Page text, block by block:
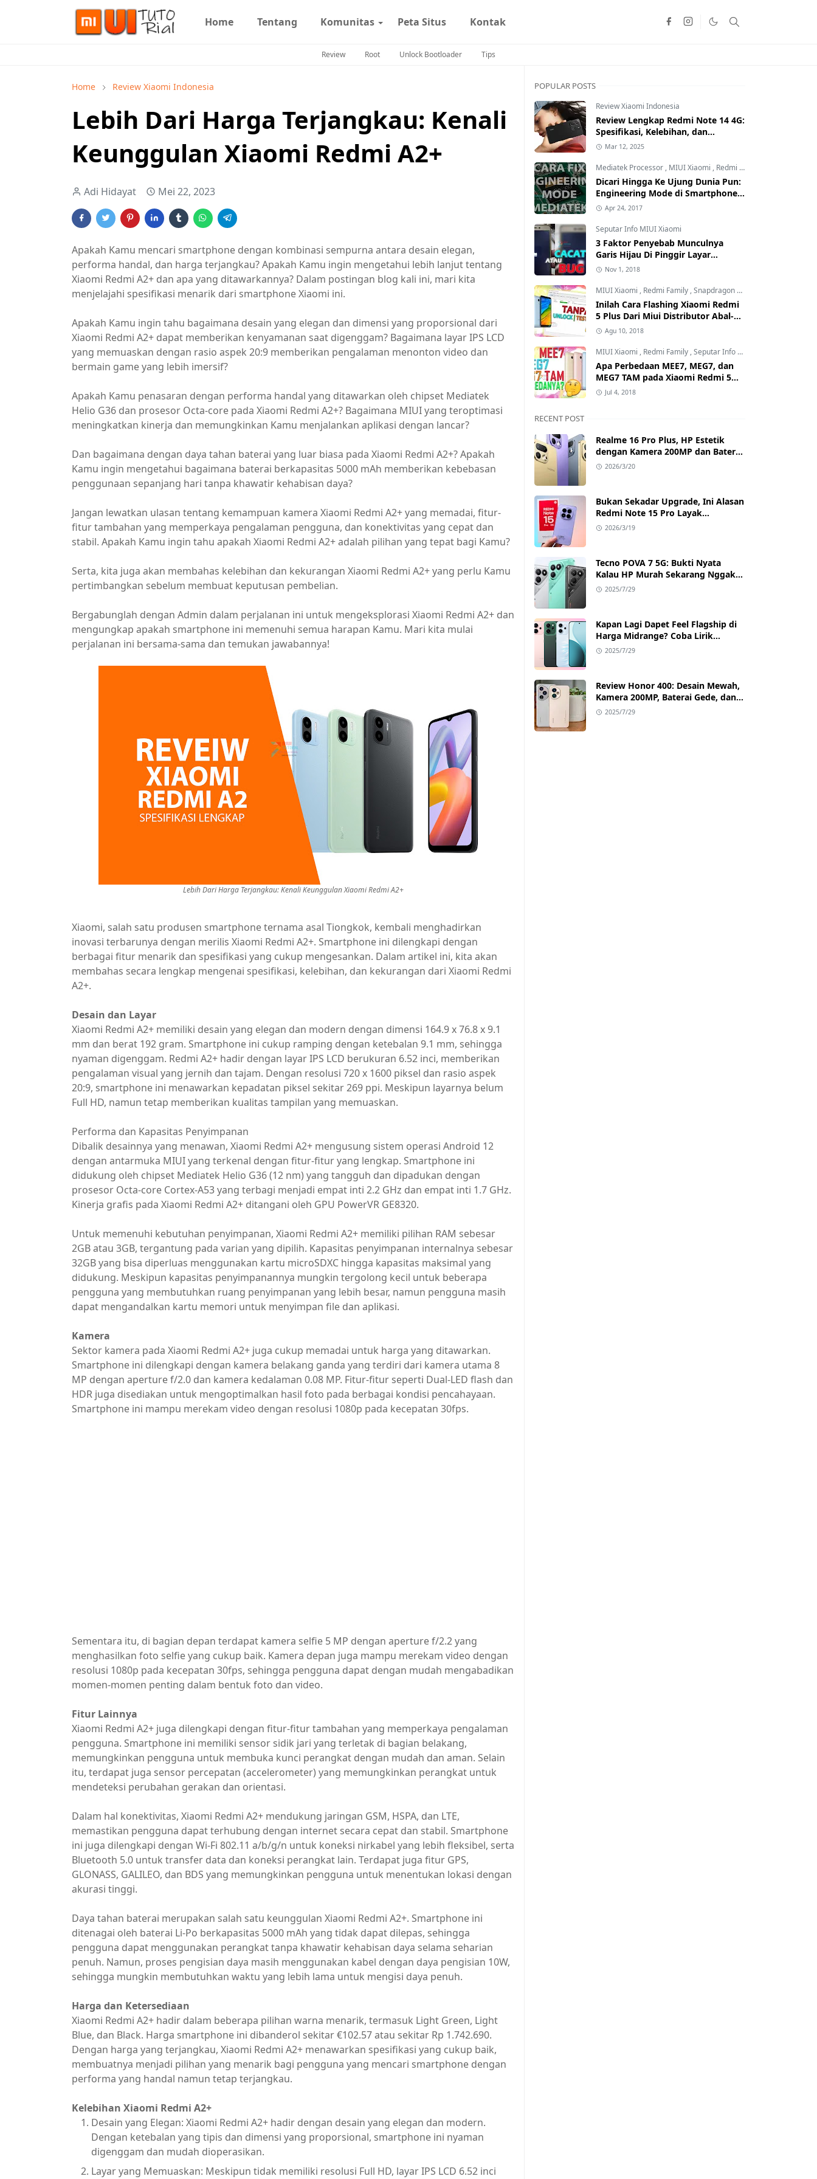
Home Tentang Komunitas Peta Situs Kontak
Review Root Unlock Bootloader Tips
Home Review Xiaomi Indonesia
Lebih Dari Harga Terjangkau: Kenali
Keunggulan Xiaomi Redmi A2+
Adi Hidayat Mei 22, 2023
Apakah Kamu mencari smartphone dengan kombinasi sempurna antara desain elegan,
performa handal, dan harga terjangkau? Apakah Kamu ingin mengetahui lebih lanjut tentang
Xiaomi Redmi A2+ dan apa yang ditawarkannya? Dalam postingan blog kali ini, mari kita
menjelajahi spesifikasi menarik dari smartphone Xiaomi ini.
Apakah Kamu ingin tahu bagaimana desain yang elegan dan dimensi yang proporsional dari
Xiaomi Redmi A2+ dapat memberikan kenyamanan saat digenggam? Bagaimana layar IPS LCD
yang memuaskan dengan rasio aspek 20:9 memberikan pengalaman menonton video dan
bermain game yang lebih imersif?
Apakah Kamu penasaran dengan performa handal yang ditawarkan oleh chipset Mediatek
Helio G36 dan prosesor Octa-core pada Xiaomi Redmi A2+? Bagaimana MIUI yang teroptimasi
meningkatkan kinerja dan memungkinkan Kamu menjalankan aplikasi dengan lancar?
Dan bagaimana dengan daya tahan baterai yang luar biasa pada Xiaomi Redmi A2+? Apakah
Kamu ingin mengetahui bagaimana baterai berkapasitas 5000 mAh memberikan kebebasan
penggunaan sepanjang hari tanpa khawatir kehabisan daya?
Jangan lewatkan ulasan tentang kemampuan kamera Xiaomi Redmi A2+ yang memadai, fitur-
fitur tambahan yang memperkaya pengalaman pengguna, dan konektivitas yang cepat dan
stabil. Apakah Kamu ingin tahu apakah Xiaomi Redmi A2+ adalah pilihan yang tepat bagi Kamu?
Serta, kita juga akan membahas kelebihan dan kekurangan Xiaomi Redmi A2+ yang perlu Kamu
pertimbangkan sebelum membuat keputusan pembelian.
Bergabunglah dengan Admin dalam perjalanan ini untuk mengeksplorasi Xiaomi Redmi A2+ dan
mengungkap apakah smartphone ini memenuhi semua harapan Kamu. Mari kita mulai
perjalanan ini bersama-sama dan temukan jawabannya!
Lebih Dari Harga Terjangkau: Kenali Keunggulan Xiaomi Redmi A2+
Xiaomi, salah satu produsen smartphone ternama asal Tiongkok, kembali menghadirkan
inovasi terbarunya dengan merilis Xiaomi Redmi A2+. Smartphone ini dilengkapi dengan
berbagai fitur menarik dan spesifikasi yang cukup mengesankan. Dalam artikel ini, kita akan
membahas secara lengkap mengenai spesifikasi, kelebihan, dan kekurangan dari Xiaomi Redmi
A2+.
Desain dan Layar
Xiaomi Redmi A2+ memiliki desain yang elegan dan modern dengan dimensi 164.9 x 76.8 x 9.1
mm dan berat 192 gram. Smartphone ini cukup ramping dengan ketebalan 9.1 mm, sehingga
nyaman digenggam. Redmi A2+ hadir dengan layar IPS LCD berukuran 6.52 inci, memberikan
pengalaman visual yang jernih dan tajam. Dengan resolusi 720 x 1600 piksel dan rasio aspek
20:9, smartphone ini menawarkan kepadatan piksel sekitar 269 ppi. Meskipun layarnya belum
Full HD, namun tetap memberikan kualitas tampilan yang memuaskan.
Performa dan Kapasitas Penyimpanan
Dibalik desainnya yang menawan, Xiaomi Redmi A2+ mengusung sistem operasi Android 12
dengan antarmuka MIUI yang terkenal dengan fitur-fitur yang lengkap. Smartphone ini
didukung oleh chipset Mediatek Helio G36 (12 nm) yang tangguh dan dipadukan dengan
prosesor Octa-core Cortex-A53 yang terbagi menjadi empat inti 2.2 GHz dan empat inti 1.7 GHz.
Kinerja grafis pada Xiaomi Redmi A2+ ditangani oleh GPU PowerVR GE8320.
Untuk memenuhi kebutuhan penyimpanan, Xiaomi Redmi A2+ memiliki pilihan RAM sebesar
2GB atau 3GB, tergantung pada varian yang dipilih. Kapasitas penyimpanan internalnya sebesar
32GB yang bisa diperluas menggunakan kartu microSDXC hingga kapasitas maksimal yang
didukung. Meskipun kapasitas penyimpanannya mungkin tergolong kecil untuk beberapa
pengguna yang membutuhkan ruang penyimpanan yang lebih besar, namun pengguna masih
dapat mengandalkan kartu memori untuk menyimpan file dan aplikasi.
Kamera
Sektor kamera pada Xiaomi Redmi A2+ juga cukup memadai untuk harga yang ditawarkan.
Smartphone ini dilengkapi dengan kamera belakang ganda yang terdiri dari kamera utama 8
MP dengan aperture f/2.0 dan kamera kedalaman 0.08 MP. Fitur-fitur seperti Dual-LED flash dan
HDR juga disediakan untuk mengoptimalkan hasil foto pada berbagai kondisi pencahayaan.
Smartphone ini mampu merekam video dengan resolusi 1080p pada kecepatan 30fps.
Sementara itu, di bagian depan terdapat kamera selfie 5 MP dengan aperture f/2.2 yang
menghasilkan foto selfie yang cukup baik. Kamera depan juga mampu merekam video dengan
resolusi 1080p pada kecepatan 30fps, sehingga pengguna dapat dengan mudah mengabadikan
momen-momen penting dalam bentuk foto dan video.
Fitur Lainnya
Xiaomi Redmi A2+ juga dilengkapi dengan fitur-fitur tambahan yang memperkaya pengalaman
pengguna. Smartphone ini memiliki sensor sidik jari yang terletak di bagian belakang,
memungkinkan pengguna untuk membuka kunci perangkat dengan mudah dan aman. Selain
itu, terdapat juga sensor percepatan (accelerometer) yang memungkinkan perangkat untuk
mendeteksi perubahan gerakan dan orientasi.
Dalam hal konektivitas, Xiaomi Redmi A2+ mendukung jaringan GSM, HSPA, dan LTE,
memastikan pengguna dapat terhubung dengan internet secara cepat dan stabil. Smartphone
ini juga dilengkapi dengan Wi-Fi 802.11 a/b/g/n untuk koneksi nirkabel yang lebih fleksibel, serta
Bluetooth 5.0 untuk transfer data dan koneksi perangkat lain. Terdapat juga fitur GPS,
GLONASS, GALILEO, dan BDS yang memungkinkan pengguna untuk menentukan lokasi dengan
akurasi tinggi.
Daya tahan baterai merupakan salah satu keunggulan Xiaomi Redmi A2+. Smartphone ini
ditenagai oleh baterai Li-Po berkapasitas 5000 mAh yang tidak dapat dilepas, sehingga
pengguna dapat menggunakan perangkat tanpa khawatir kehabisan daya selama seharian
penuh. Namun, proses pengisian daya masih menggunakan kabel dengan daya pengisian 10W,
sehingga mungkin membutuhkan waktu yang lebih lama untuk mengisi daya penuh.
Harga dan Ketersediaan
Xiaomi Redmi A2+ hadir dalam beberapa pilihan warna menarik, termasuk Light Green, Light
Blue, dan Black. Harga smartphone ini dibanderol sekitar €102.57 atau sekitar Rp 1.742.690.
Dengan harga yang terjangkau, Xiaomi Redmi A2+ menawarkan spesifikasi yang cukup baik,
membuatnya menjadi pilihan yang menarik bagi pengguna yang mencari smartphone dengan
performa yang handal namun tetap terjangkau.
Kelebihan Xiaomi Redmi A2+
Desain yang Elegan: Xiaomi Redmi A2+ hadir dengan desain yang elegan dan modern.
Dengan ketebalan yang tipis dan dimensi yang proporsional, smartphone ini nyaman
digenggam dan mudah dioperasikan.
Layar yang Memuaskan: Meskipun tidak memiliki resolusi Full HD, layar IPS LCD 6.52 inci
POPULAR POSTS
Review Xiaomi Indonesia
Review Lengkap Redmi Note 14 4G:
Spesifikasi, Kelebihan, dan
Kekurangan!
Mar 12, 2025
Mediatek Processor , MIUI Xiaomi , Redmi Family
Dicari Hingga Ke Ujung Dunia Pun:
Engineering Mode di Smartphone
Xiaomi Kamu Hilang? Ini Tutorial
Cara Mengembalikannya
Apr 24, 2017
Seputar Info MIUI Xiaomi
3 Faktor Penyebab Munculnya
Garis Hijau Di Pinggir Layar
Smartphone Xiaomi: Kamu yang
Nov 1, 2018
MIUI Xiaomi , Redmi Family ,Snapdragon Processor
Inilah Cara Flashing Xiaomi Redmi
5 Plus Dari Miui Distributor Abal-
Abal ke Offcial Tanpa Test Point
dan Tanpa Unlock Bootloader
Agu 10, 2018
MIUI Xiaomi , Redmi Family ,Seputar Info MIUI Xiaomi
Apa Perbedaan MEE7, MEG7, dan
MEG7 TAM pada Xiaomi Redmi 5
Plus? Benarkah MEG7 TAM Tidak
Jul 4, 2018
RECENT POST
Realme 16 Pro Plus, HP Estetik
dengan Kamera 200MP dan Baterai
Badak
2026/3/20
Bukan Sekadar Upgrade, Ini Alasan
Redmi Note 15 Pro Layak
Dipertimbangkan
2026/3/19
Tecno POVA 7 5G: Bukti Nyata
Kalau HP Murah Sekarang Nggak
Main-Main Lagi
2025/7/29
Kapan Lagi Dapet Feel Flagship di
Harga Midrange? Coba Lirik
Reno14 Pro 5G!
2025/7/29
Review Honor 400: Desain Mewah,
Kamera 200MP, Baterai Gede, dan
Google Full Akses
2025/7/29